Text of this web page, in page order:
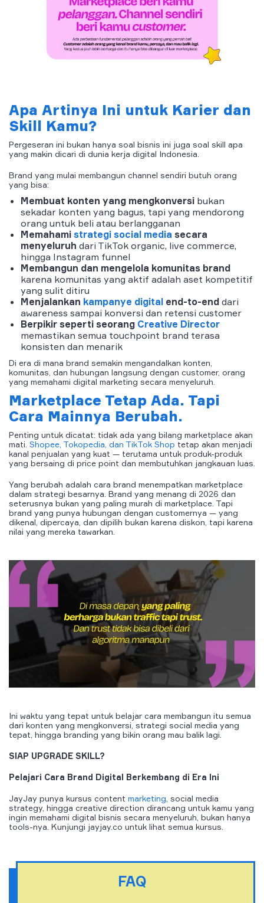
Apa Artinya Ini untuk Karier dan
Skill Kamu?
Pergeseran ini bukan hanya soal bisnis ini juga soal skill apa
yang makin dicari di dunia kerja digital Indonesia.
Brand yang mulai membangun channel sendiri butuh orang
yang bisa:
Membuat konten yang mengkonversi bukan
sekadar konten yang bagus, tapi yang mendorong
orang untuk beli atau berlangganan
Memahami strategi social media secara
menyeluruh dari TikTok organic, live commerce,
hingga Instagram funnel
Membangun dan mengelola komunitas brand
karena komunitas yang aktif adalah aset kompetitif
yang sulit ditiru
Menjalankan kampanye digital end-to-end dari
awareness sampai konversi dan retensi customer
Berpikir seperti seorang Creative Director
memastikan semua touchpoint brand terasa
konsisten dan menarik
Di era di mana brand semakin mengandalkan konten,
komunitas, dan hubungan langsung dengan customer, orang
yang memahami digital marketing secara menyeluruh.
Marketplace Tetap Ada. Tapi
Cara Mainnya Berubah.
Penting untuk dicatat: tidak ada yang bilang marketplace akan
mati. Shopee, Tokopedia, dan TikTok Shop tetap akan menjadi
kanal penjualan yang kuat — terutama untuk produk-produk
yang bersaing di price point dan membutuhkan jangkauan luas.
Yang berubah adalah cara brand menempatkan marketplace
dalam strategi besarnya. Brand yang menang di 2026 dan
seterusnya bukan yang paling murah di marketplace. Tapi
brand yang punya hubungan dengan customernya — yang
dikenal, dipercaya, dan dipilih bukan karena diskon, tapi karena
nilai yang mereka tawarkan.
Ini waktu yang tepat untuk belajar cara membangun itu semua
dari konten yang mengkonversi, strategi social media yang
tepat, hingga branding yang bikin orang mau balik lagi.
SIAP UPGRADE SKILL?
Pelajari Cara Brand Digital Berkembang di Era Ini
JayJay punya kursus content marketing , social media
strategy, hingga creative direction dirancang untuk kamu yang
ingin memahami digital bisnis secara menyeluruh, bukan hanya
tools-nya. Kunjungi jayjay.co untuk lihat semua kursus.
FAQ